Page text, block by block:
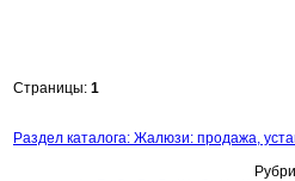
Страницы: 1
Раздел каталога: Жалюзи: продажа,